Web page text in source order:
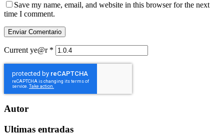
Save my name, email, and website in this browser for the next
time I comment.
Current ye@r *
Autor
Ultimas entradas